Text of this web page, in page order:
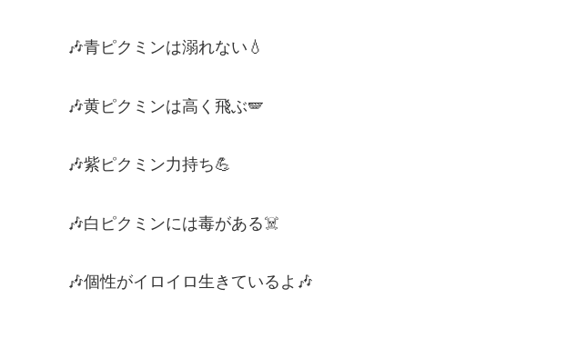
🎶青ピクミンは溺れない💧
🎶黄ピクミンは高く飛ぶ🪽
🎶紫ピクミン力持ち💪
🎶白ピクミンには毒がある☠️
🎶個性がイロイロ生きているよ🎶